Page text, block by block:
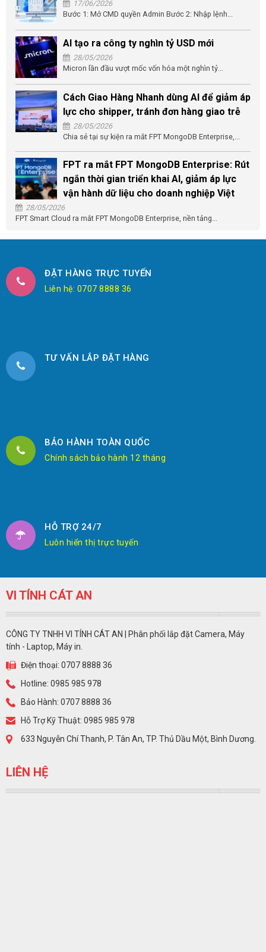
17/06/2026
Bước 1: Mở CMD quyền Admin Bước 2: Nhập lệnh...
AI tạo ra công ty nghìn tỷ USD mới
28/05/2026
Micron lần đầu vượt mốc vốn hóa một nghìn tỷ...
Cách Giao Hàng Nhanh dùng AI để giảm áp
lực cho shipper, tránh đơn hàng giao trễ
28/05/2026
Chia sẻ tại sự kiện ra mắt FPT MongoDB Enterprise,...
FPT ra mắt FPT MongoDB Enterprise: Rút
ngắn thời gian triển khai AI, giảm áp lực
vận hành dữ liệu cho doanh nghiệp Việt
28/05/2026
FPT Smart Cloud ra mắt FPT MongoDB Enterprise, nền tảng...
ĐẶT HÀNG TRỰC TUYẾN
Liên hệ: 0707 8888 36
TƯ VẤN LẮP ĐẶT HÀNG
BẢO HÀNH TOÀN QUỐC
Chính sách bảo hành 12 tháng
HỖ TRỢ 24/7
Luôn hiển thị trực tuyến
VI TÍNH CÁT AN
CÔNG TY TNHH VI TÍNH CÁT AN | Phân phối lắp đặt Camera, Máy
tính - Laptop, Máy in.
Điện thoại: 0707 8888 36
Hotline: 0985 985 978
Bảo Hành: 0707 8888 36
Hỗ Trợ Kỹ Thuật: 0985 985 978
633 Nguyễn Chí Thanh, P. Tân An, TP. Thủ Dầu Một, Bình Dương.
LIÊN HỆ